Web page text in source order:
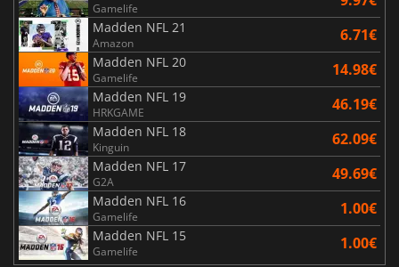
Gamelife
Madden NFL 21
Amazon 6.71€
Madden NFL 20
Gamelife 14.98€
Madden NFL 19
HRKGAME 46.19€
Madden NFL 18
Kinguin 62.09€
Madden NFL 17
G2A 49.69€
Madden NFL 16
Gamelife 1.00€
Madden NFL 15
Gamelife 1.00€